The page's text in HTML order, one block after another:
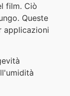
film. Ciò
Queste
applicazioni